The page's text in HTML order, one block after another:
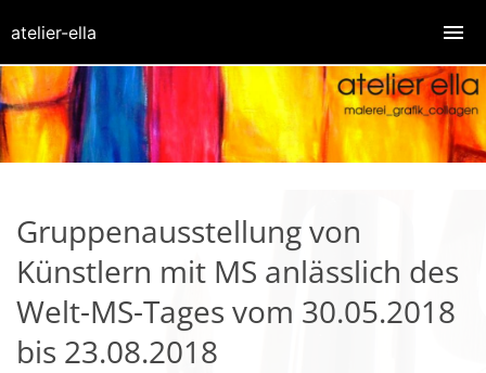
Gruppenausstellung von
Künstlern mit MS anlässlich des
Welt-MS-Tages vom 30.05.2018
bis 23.08.2018
atelier-ella